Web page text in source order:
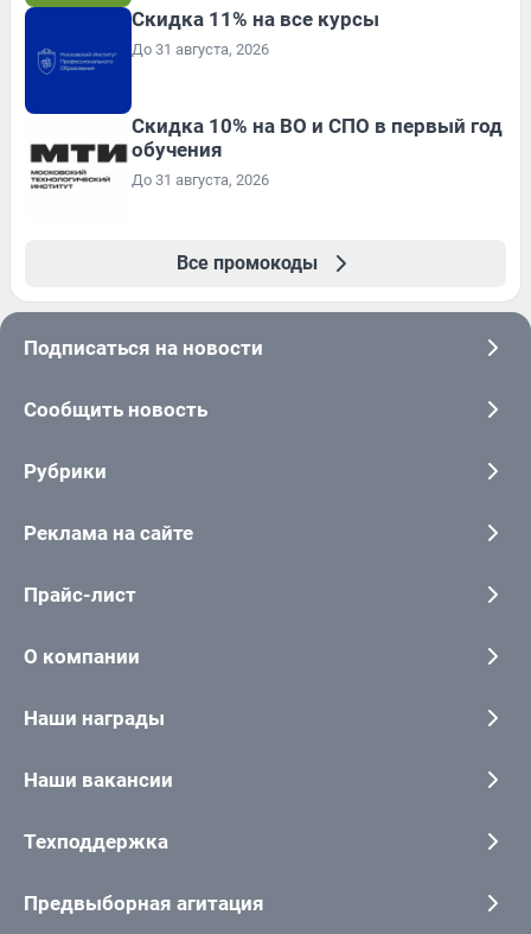
Скидка 11% на все курсы
До 31 августа, 2026
Скидка 10% на ВО и СПО в первый год
обучения
До 31 августа, 2026
Все промокоды
Подписаться на новости
Сообщить новость
Рубрики
Реклама на сайте
Прайс-лист
О компании
Наши награды
Наши вакансии
Техподдержка
Предвыборная агитация